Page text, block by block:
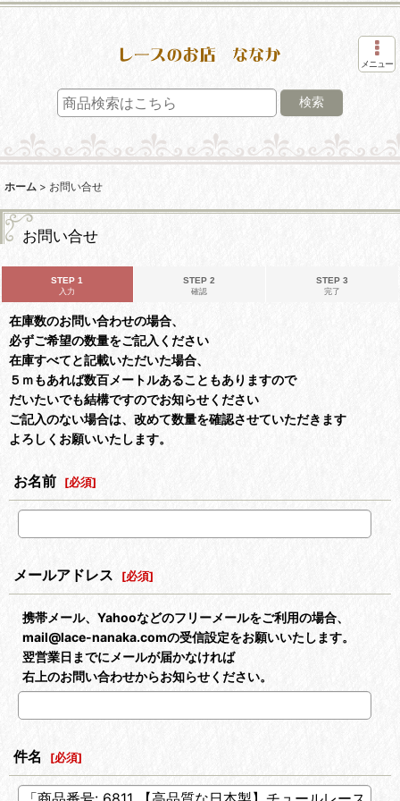
メニュー
検索
ホーム > お問い合せ
お問い合せ
STEP 1
入力
STEP 2
確認
STEP 3
完了
在庫数のお問い合わせの場合、
必ずご希望の数量をご記入ください
在庫すべてと記載いただいた場合、
５ｍもあれば数百メートルあることもありますので
だいたいでも結構ですのでお知らせください
ご記入のない場合は、改めて数量を確認させていただきます
よろしくお願いいたします。
お名前 [必須]
メールアドレス [必須]
携帯メール、Yahooなどのフリーメールをご利用の場合、
mail@lace-nanaka.comの受信設定をお願いいたします。
翌営業日までにメールが届かなければ
右上のお問い合わせからお知らせください。
件名 [必須]